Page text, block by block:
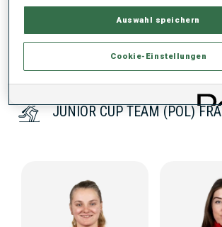
JUNIOR CUP TEAM (POL)
Auswahl speichern
Cookie-Einstellungen